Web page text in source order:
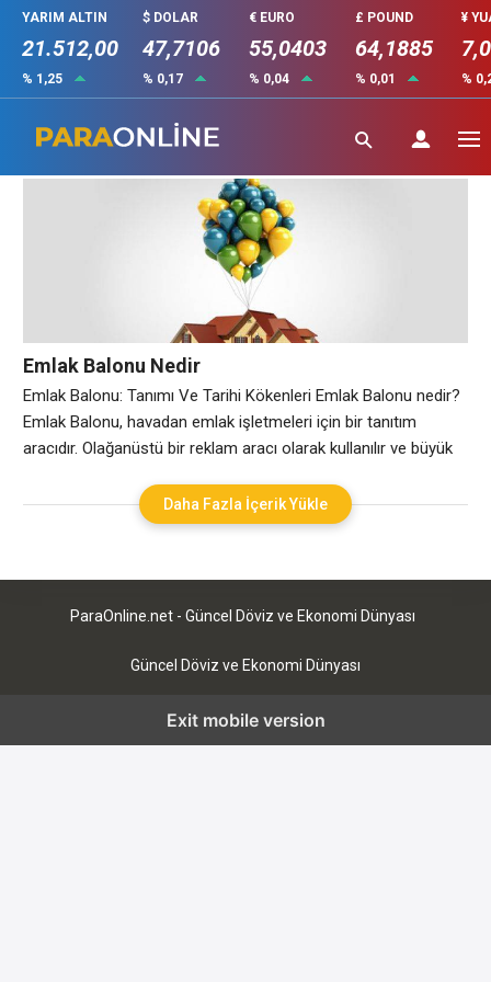
YARIM ALTIN
21.512,00
% 1,25
$ DOLAR
47,7106
% 0,17
€ EURO
55,0403
% 0,04
£ POUND
64,1885
% 0,01
¥
%
Emlak Balonu Nedir
Emlak Balonu Nedir
Emlak Balonu: Tanımı Ve Tarihi Kökenleri Emlak Balonu nedir?
Emlak Balonu, havadan emlak işletmeleri için bir tanıtım
aracıdır. Olağanüstü bir reklam aracı olarak kullanılır ve büyük
olan bölgelerde yükselirler. Tarihi olarak, ilk balon 1783’te
Fransız icatçılar Joseph-Michel Montgolfier ve Jacques-
keşif
Daha Fazla İçerik Yükle
ParaOnline.net - Güncel Döviz ve Ekonomi Dünyası
Güncel Döviz ve Ekonomi Dünyası
Exit mobile version